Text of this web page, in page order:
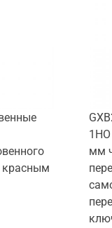
красным
1НО
мм